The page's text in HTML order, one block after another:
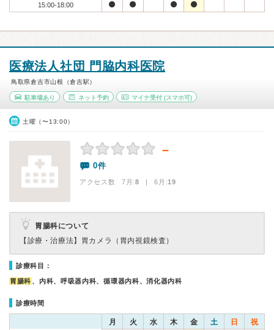
15:00-18:00
医療法人社団 門脇内科医院
鳥取県倉吉市山根（倉吉駅）
駐車場あり ネット予約 マイナ受付 (スマホ可)
土曜（〜13:00）
－
0件
アクセス数 7月:8 | 6月:19
胃腸科について
【診療・治療法】 胃カメラ（胃内視鏡検査）
診療科目：
胃腸科 、内科、呼吸器内科、循環器内科、消化器内科
診療時間
月 火 水 木 金 土 日 祝